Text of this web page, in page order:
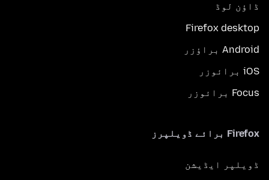
ڈاؤن لوڈ
Firefox desktop
Android براؤزر
iOS برائوزر
Focus برائوزر
Firefox برائے ڈویلپرز
ڈویلپر ایڈیشن